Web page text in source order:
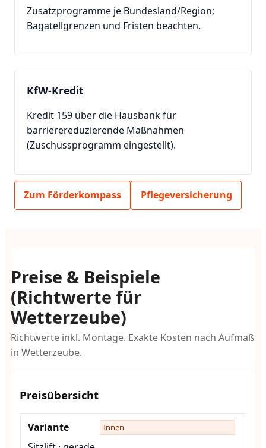
Zusatzprogramme je Bundesland/Region;
Bagatellgrenzen und Fristen beachten.
KfW-Kredit
Kredit 159 über die Hausbank für
barrierereduzierende Maßnahmen
(Zuschussprogramm eingestellt).
Zum Förderkompass Pflegeversicherung
Preise & Beispiele
(Richtwerte für
Wetterzeube)
Richtwerte inkl. Montage. Exakte Kosten nach Aufmaß
in Wetterzeube.
Preisübersicht
Innen